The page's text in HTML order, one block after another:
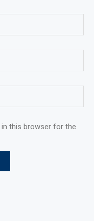
in this browser for the